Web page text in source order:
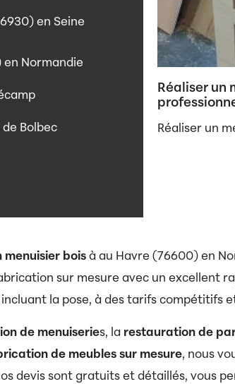
en Seine
Normandie
Bolbec
Réaliser un
Réaliser un
menuisier bois à au Havre (76600) en
sur mesure avec un excellent
la pose, à des tarifs compétitifs
de menuiseries, la restauration de
de meubles sur mesure, nous
devis sont gratuits et détaillés, vous